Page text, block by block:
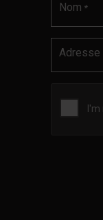
Nom *
Adresse